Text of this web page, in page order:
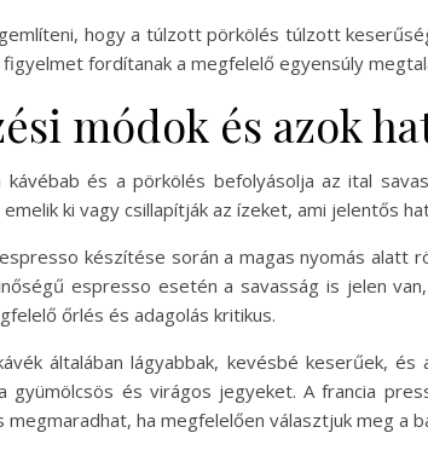
hogy a túlzott pörkölés túlzott
fordítanak a megfelelő egyensúly
módok és azok
kávébab és a pörkölés befolyásolja az ital
ki vagy csillapítják az ízeket, ami jelentős
készítése során a magas nyomás
espresso esetén a savasság is jelen
őrlés és adagolás kritikus.
általában lágyabbak, kevésbé keserűek,
gyümölcsös és virágos jegyeket. A francia
megmaradhat, ha megfelelően választjuk meg a